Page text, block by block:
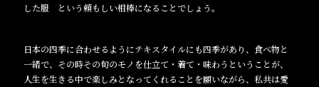
した服 という頼もしい相棒になることでしょう。
日本の四季に合わせるようにテキスタイルにも四季があり、食べ物と
一緒で、その時その旬のモノを仕立て・着て・味わうということが、
人生を生きる中で楽しみとなってくれることを願いながら、私共は愛